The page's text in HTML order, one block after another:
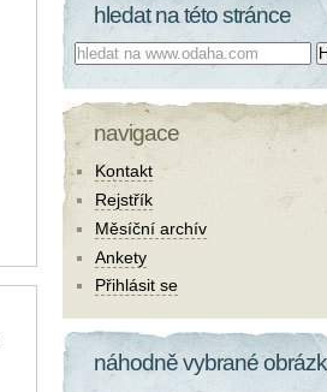
hledat na této stránce
Co hledat:
navigace
Kontakt
Rejstřík
Měsíční archív
Ankety
Přihlásit se
náhodně vybrané